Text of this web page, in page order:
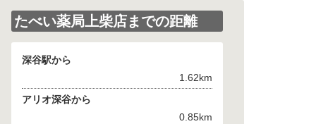
たべい薬局上柴店までの距離
深谷駅から
1.62km
アリオ深谷から
0.85km